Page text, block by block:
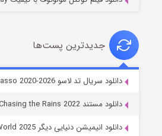
خاندان اژدها فصل ۳
جدیدترین پست‌ها
دانلود سریال تد لاسو Ted Lasso 2020-2026
دانلود مستند Chasing the Rains 2022
دانلود انیمیشن دنیایی دیگر Another World 2025